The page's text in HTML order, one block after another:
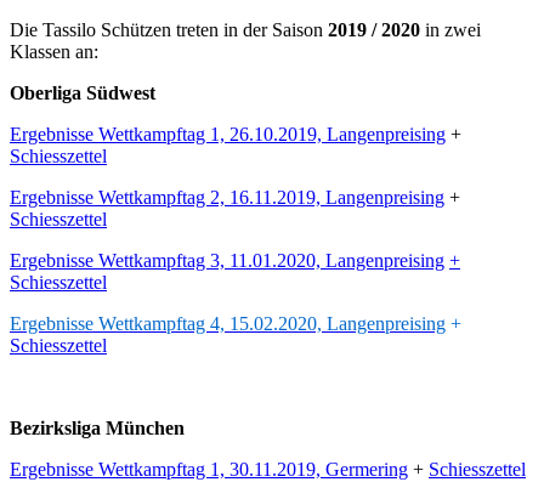
Die Tassilo Schützen treten in der Saison 2019 / 2020 in zwei
Klassen an:
Oberliga Südwest
Ergebnisse Wettkampftag 1, 26.10.2019, Langenpreising +
Schiesszettel
Ergebnisse Wettkampftag 2, 16.11.2019, Langenpreising +
Schiesszettel
Ergebnisse Wettkampftag 3, 11.01.2020, Langenpreising +
Schiesszettel
Ergebnisse Wettkampftag 4, 15.02.2020, Langenpreising +
Schiesszettel
Bezirksliga München
Ergebnisse Wettkampftag 1, 30.11.2019, Germering + Schiesszettel